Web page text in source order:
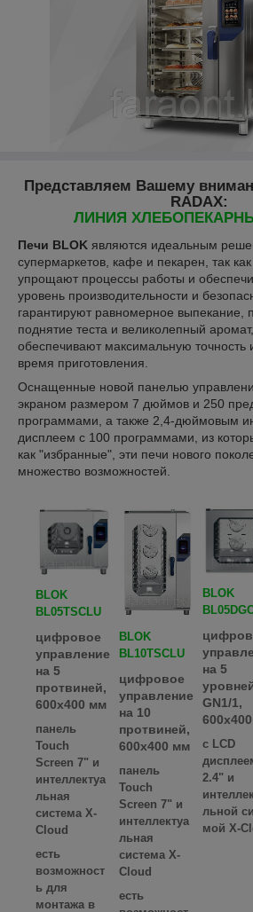
Представляем Вашему
RADAX:
ЛИНИЯ
Печи BLOK являются идеальным
супермаркетов, кафе и пекарен, так
упрощают процессы работы и
уровень производительности и
гарантируют равномерное выпекание,
поднятие теста и великолепный
обеспечивают максимальную точность
время приготовления.
Оснащенные новой панелью
экраном размером 7 дюймов и 250
программами, а также 2,4-дюймовым
дисплеем с 100 программами, из
как "избранные", эти печи нового
множество возможностей.
BLOK
BL05TSCLU
цифровое
управление
на 5
протвиней,
600х400 мм
панель
Touch
Screen 7" и
интеллектуа
льная
система X-
Cloud
есть
возможност
ь для
монтажа в
BLOK
BL10TSCLU
цифровое
управление
на 10
протвиней,
600х400 мм
панель
Touch
Screen 7" и
интеллектуа
льная
система X-
Cloud
есть
BLOK
на 5
GN1/1,
c LCD
2.4" и
льной
мой X-